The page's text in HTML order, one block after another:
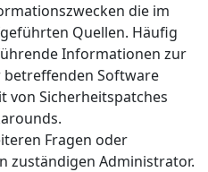
die im
Quellen. Häufig
Informationen zur
Software
von Sicherheitspatches
Fragen oder
zuständigen Administrator.